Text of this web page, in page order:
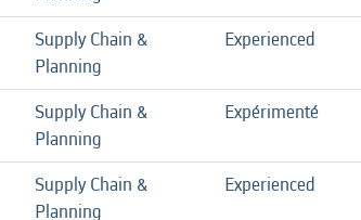
Supply Chain &
Planning
Experienced
Supply Chain &
Planning
Expérimenté
Supply Chain &
Planning
Experienced